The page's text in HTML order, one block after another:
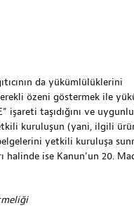
da yükümlülüklerini
özeni göstermek ile
işareti taşıdığını ve
kuruluşun (yani, ilgili
yetkili kuruluşa
halinde ise Kanun’un 20.